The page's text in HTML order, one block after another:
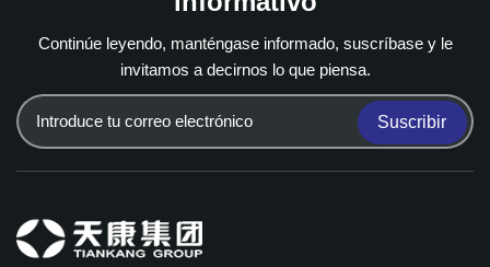
Continúe leyendo, manténgase informado, suscríbase y le
invitamos a decirnos lo que piensa.
Suscribir